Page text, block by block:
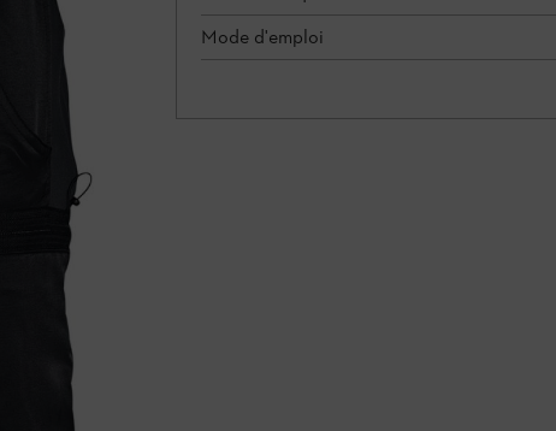
Mode d'emploi